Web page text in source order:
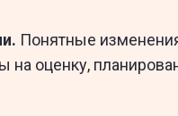
Понятные
оценку,